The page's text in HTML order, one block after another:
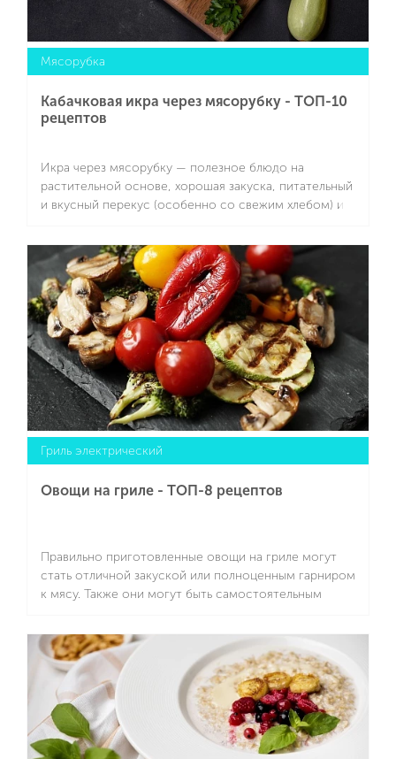
Мясорубка
Кабачковая икра через мясорубку - ТОП-10
рецептов
Икра через мясорубку — полезное блюдо на
растительной основе, хорошая закуска, питательный
и вкусный перекус (особенно со свежим хлебом) и
рецепты кабачковой икры в разных вариантах,
причем для приготовления будут использоваться
самые простые ингредиенты.
Подробнее
Гриль электрический
Овощи на гриле - ТОП-8 рецептов
Правильно приготовленные овощи на гриле могут
стать отличной закуской или полноценным гарниром
к мясу. Также они могут быть самостоятельным
правильном питании примерно 50% рациона должно
состоять из овощей. Если вы выберете
приготовление на электрогриле, то сможете
обойтись без жарки на большом количестве масла, и
выбранные вами овощи сохранят все важные
витамины и микроэлементы.
Подробнее